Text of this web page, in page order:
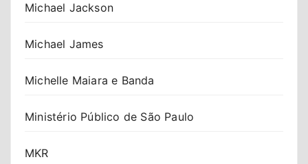
Michael Jackson
Michael James
Michelle Maiara e Banda
Ministério Público de São Paulo
MKR